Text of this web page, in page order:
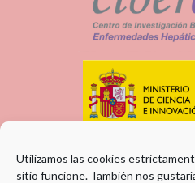
Utilizamos las cookies
sitio funcione. También nos